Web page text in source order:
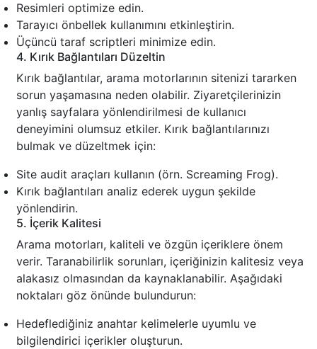
Resimleri optimize edin.
Tarayıcı önbellek kullanımını etkinleştirin.
Üçüncü taraf scriptleri minimize edin.
4. Kırık Bağlantıları Düzeltin
Kırık bağlantılar, arama motorlarının sitenizi tararken
sorun yaşamasına neden olabilir. Ziyaretçilerinizin
yanlış sayfalara yönlendirilmesi de kullanıcı
deneyimini olumsuz etkiler. Kırık bağlantılarınızı
bulmak ve düzeltmek için:
Site audit araçları kullanın (örn. Screaming Frog).
Kırık bağlantıları analiz ederek uygun şekilde
yönlendirin.
5. İçerik Kalitesi
Arama motorları, kaliteli ve özgün içeriklere önem
verir. Taranabilirlik sorunları, içeriğinizin kalitesiz veya
alakasız olmasından da kaynaklanabilir. Aşağıdaki
noktaları göz önünde bulundurun:
Hedeflediğiniz anahtar kelimelerle uyumlu ve
bilgilendirici içerikler oluşturun.